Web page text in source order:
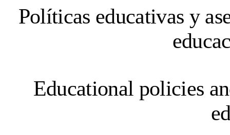
Políticas educativas y
Educational policies